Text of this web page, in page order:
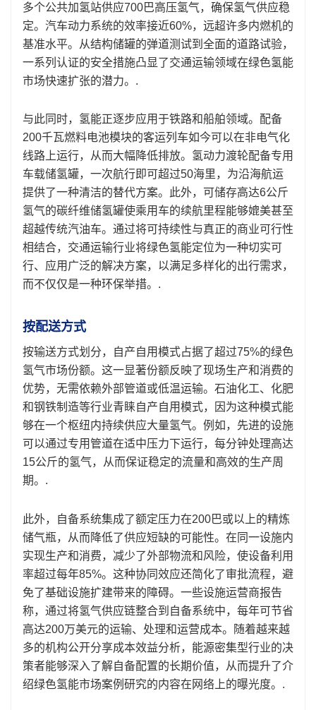
多个公共加氢站供应700巴高压氢气，确保氢气供应稳
定。汽车动力系统的效率接近60%，远超许多内燃机的
基准水平。从结构储罐的弹道测试到全面的道路试验，
一系列认证的安全措施凸显了交通运输领域在绿色氢能
市场快速扩张的潜力。.
与此同时，氢能正逐步应用于铁路和船舶领域。配备
200千瓦燃料电池模块的客运列车如今可以在非电气化
线路上运行，从而大幅降低排放。氢动力渡轮配备专用
车载储氢罐，一次航行即可超过50海里，为沿海航运
提供了一种清洁的替代方案。此外，可储存高达6公斤
氢气的碳纤维储氢罐使乘用车的续航里程能够媲美甚至
超越传统汽油车。通过将可持续性与真正的商业可行性
相结合，交通运输行业将绿色氢能定位为一种切实可
行、应用广泛的解决方案，以满足多样化的出行需求，
而不仅仅是一种环保举措。.
按配送方式
按输送方式划分，自产自用模式占据了超过75%的绿色
氢气市场份额。这一显著份额反映了现场生产和消费的
优势，无需依赖外部管道或低温运输。石油化工、化肥
和钢铁制造等行业青睐自产自用模式，因为这种模式能
够在一个枢纽内持续供应大量氢气。例如，先进的设施
可以通过专用管道在适中压力下运行，每分钟处理高达
15公斤的氢气，从而保证稳定的流量和高效的生产周
期。.
此外，自备系统集成了额定压力在200巴或以上的精炼
储气瓶，从而降低了供应短缺的可能性。在同一设施内
实现生产和消费，减少了外部物流和风险，使设备利用
率超过每年85%。这种协同效应还简化了审批流程，避
免了基础设施扩建带来的障碍。一些设施运营商报告
称，通过将氢气供应链整合到自备系统中，每年可节省
高达200万美元的运输、处理和运营成本。随着越来越
多的机构公开分享成本效益分析，能源密集型行业的决
策者能够深入了解自备配置的长期价值，从而提升了介
绍绿色氢能市场案例研究的内容在网络上的曝光度。.